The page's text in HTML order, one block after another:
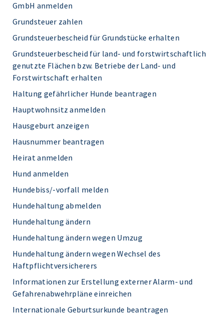
GmbH anmelden
Grundsteuer zahlen
Grundsteuerbescheid für Grundstücke erhalten
Grundsteuerbescheid für land- und forstwirtschaftlich
genutzte Flächen bzw. Betriebe der Land- und
Forstwirtschaft erhalten
Haltung gefährlicher Hunde beantragen
Hauptwohnsitz anmelden
Hausgeburt anzeigen
Hausnummer beantragen
Heirat anmelden
Hund anmelden
Hundebiss/-vorfall melden
Hundehaltung abmelden
Hundehaltung ändern
Hundehaltung ändern wegen Umzug
Hundehaltung ändern wegen Wechsel des
Haftpflichtversicherers
Informationen zur Erstellung externer Alarm- und
Gefahrenabwehrpläne einreichen
Internationale Geburtsurkunde beantragen